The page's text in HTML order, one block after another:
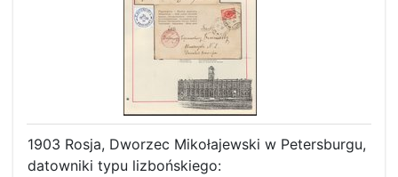
1903 Rosja, Dworzec Mikołajewski w Petersburgu,
datowniki typu lizbońskiego: